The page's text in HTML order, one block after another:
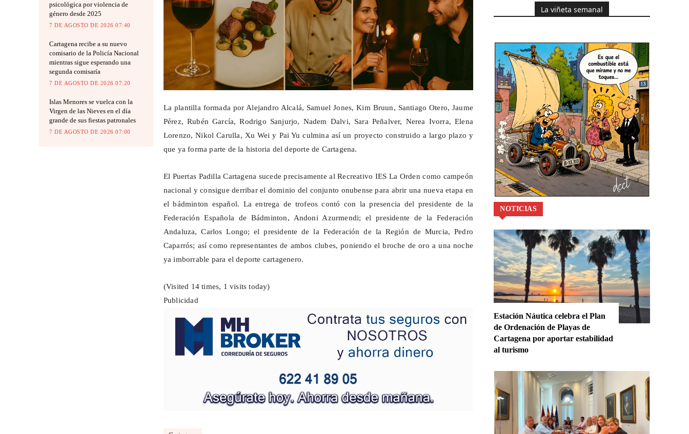
psicológica por violencia de
género desde 2025
7 DE AGOSTO DE 2026 07:40
Cartagena recibe a su nuevo
comisario de la Policía Nacional
mientras sigue esperando una
segunda comisaría
7 DE AGOSTO DE 2026 07:20
Islas Menores se vuelca con la
Virgen de las Nieves en el día
grande de sus fiestas patronales
7 DE AGOSTO DE 2026 07:00
La plantilla formada por Alejandro Alcalá, Samuel Jones, Kim Bruun, Santiago Otero, Jaume
Pérez, Rubén García, Rodrigo Sanjurjo, Nadem Dalvi, Sara Peñalver, Nerea Ivorra, Elena
Lorenzo, Nikol Carulla, Xu Wei y PaiYu culmina así un proyecto construido a largo plazo y
que ya forma parte de la historia del deporte de Cartagena.
El Puertas Padilla Cartagena sucede precisamente al Recreativo IES La Orden como campeón
nacional y consigue derribar el dominio del conjunto onubense para abrir una nueva etapa en
el bádminton español. La entrega de trofeos contó con la presencia del presidente de la
Federación Española de Bádminton, Andoni Azurmendi; el presidente de la Federación
Andaluza, Carlos Longo; el presidente de la Federación de la Región de Murcia, Pedro
Caparrós; así como representantes de ambos clubes, poniendo el broche de oro a una noche
ya imborrable para el deporte cartagenero.
(Visited 14 times, 1 visits today)
Publicidad
La viñeta semanal
NOTICIAS
Estación Náutica celebra el Plan
de Ordenación de Playas de
Cartagena por aportar estabilidad
al turismo